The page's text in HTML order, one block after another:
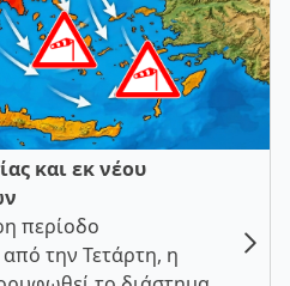
και εκ νέου
περίοδο
την Τετάρτη, η